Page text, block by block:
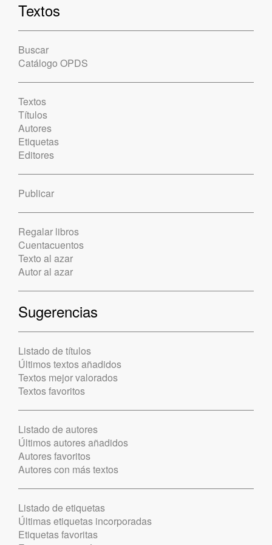
Textos
Buscar
Catálogo OPDS
Textos
Títulos
Autores
Etiquetas
Editores
Publicar
Regalar libros
Cuentacuentos
Texto al azar
Autor al azar
Sugerencias
Listado de títulos
Últimos textos añadidos
Textos mejor valorados
Textos favoritos
Listado de autores
Últimos autores añadidos
Autores favoritos
Autores con más textos
Listado de etiquetas
Últimas etiquetas incorporadas
Etiquetas favoritas